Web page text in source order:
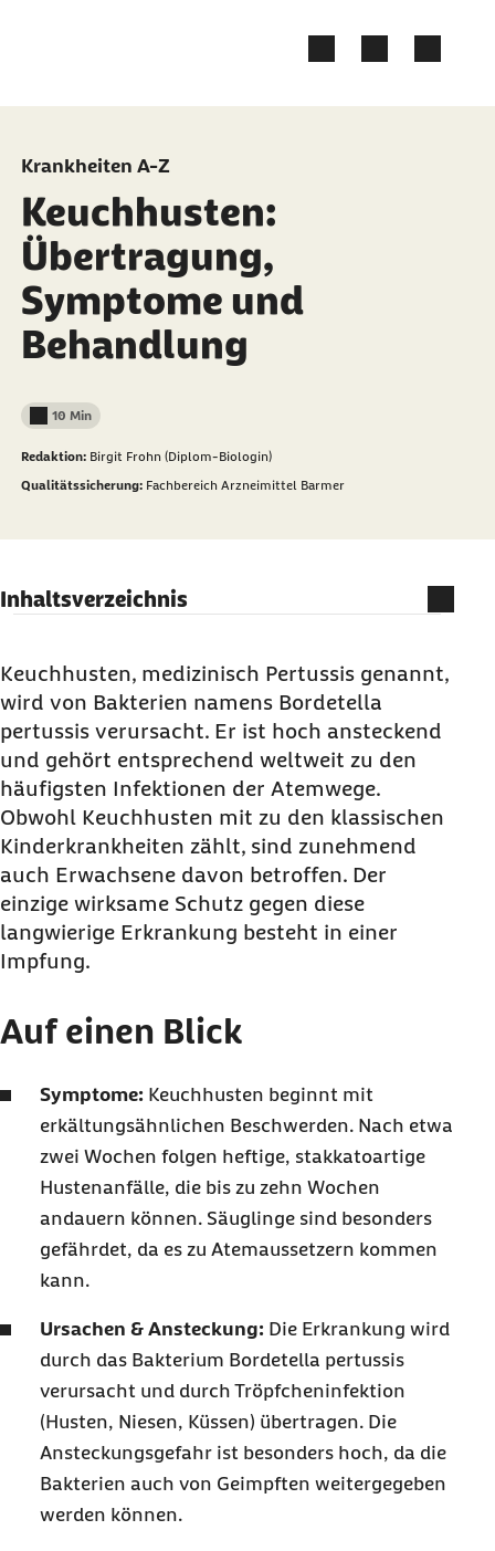
Krankheiten A-Z
Keuchhusten:
Übertragung,
Symptome und
Behandlung
Lesedauer weniger als
10 Min
Redaktion: Birgit Frohn (Diplom-Biologin)
Qualitätssicherung: Fachbereich Arzneimittel Barmer
Inhaltsverzeichnis
Was ist Keuchhusten?
Wie häufig ist Keuchhusten?
Wie erfolgt die Ansteckung?
Welche Symptome treten bei Keuchhusten auf?
Welche Folgeerkrankungen können bei
Keuchhusten auftreten?
Wie wird Keuchhusten diagnostiziert?
Welche Behandlungsmöglichkeiten gibt es?
Wie kann man sich gegen Keuchhusten
schützen?
Keuchhusten, medizinisch Pertussis genannt,
wird von Bakterien namens Bordetella
pertussis verursacht. Er ist hoch ansteckend
und gehört entsprechend weltweit zu den
häufigsten Infektionen der Atemwege.
Obwohl Keuchhusten mit zu den klassischen
Kinderkrankheiten zählt, sind zunehmend
auch Erwachsene davon betroffen. Der
einzige wirksame Schutz gegen diese
langwierige Erkrankung besteht in einer
Impfung.
Auf einen Blick
Symptome: Keuchhusten beginnt mit
erkältungsähnlichen Beschwerden. Nach etwa
zwei Wochen folgen heftige, stakkatoartige
Hustenanfälle, die bis zu zehn Wochen
andauern können. Säuglinge sind besonders
gefährdet, da es zu Atemaussetzern kommen
kann.
Ursachen & Ansteckung: Die Erkrankung wird
durch das Bakterium Bordetella pertussis
verursacht und durch Tröpfcheninfektion
(Husten, Niesen, Küssen) übertragen. Die
Ansteckungsgefahr ist besonders hoch, da die
Bakterien auch von Geimpften weitergegeben
werden können.